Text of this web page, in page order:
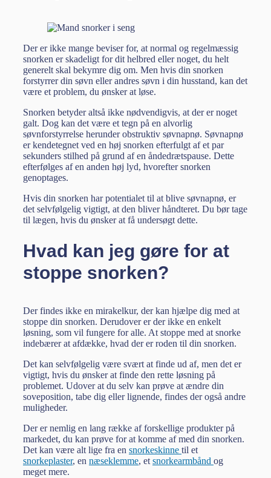
Der er ikke mange beviser for, at normal og regelmæssig
snorken er skadeligt for dit helbred eller noget, du helt
generelt skal bekymre dig om. Men hvis din snorken
forstyrrer din søvn eller andres søvn i din husstand, kan det
være et problem, du ønsker at løse.
Snorken betyder altså ikke nødvendigvis, at der er noget
galt. Dog kan det være et tegn på en alvorlig
søvnforstyrrelse herunder obstruktiv søvnapnø. Søvnapnø
er kendetegnet ved en høj snorken efterfulgt af et par
sekunders stilhed på grund af en åndedrætspause. Dette
efterfølges af en anden høj lyd, hvorefter snorken
genoptages.
Hvis din snorken har potentialet til at blive søvnapnø, er
det selvfølgelig vigtigt, at den bliver håndteret. Du bør tage
til lægen, hvis du ønsker at få undersøgt dette.
Hvad kan jeg gøre for at
stoppe snorken?
Der findes ikke en mirakelkur, der kan hjælpe dig med at
stoppe din snorken. Derudover er der ikke en enkelt
løsning, som vil fungere for alle. At stoppe med at snorke
indebærer at afdække, hvad der er roden til din snorken.
Det kan selvfølgelig være svært at finde ud af, men det er
vigtigt, hvis du ønsker at finde den rette løsning på
problemet. Udover at du selv kan prøve at ændre din
soveposition, tabe dig eller lignende, findes der også andre
muligheder.
Der er nemlig en lang række af forskellige produkter på
markedet, du kan prøve for at komme af med din snorken.
Det kan være alt lige fra en snorkeskinne til et
snorkeplaster, en næseklemme, etsnorkearmbånd og
meget mere.